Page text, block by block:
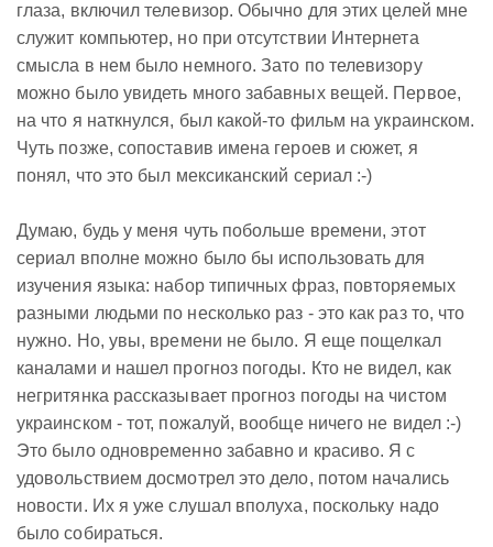
глаза, включил телевизор. Обычно для этих целей мне
служит компьютер, но при отсутствии Интернета
смысла в нем было немного. Зато по телевизору
можно было увидеть много забавных вещей. Первое,
на что я наткнулся, был какой-то фильм на украинском.
Чуть позже, сопоставив имена героев и сюжет, я
понял, что это был мексиканский сериал :-)
Думаю, будь у меня чуть побольше времени, этот
сериал вполне можно было бы использовать для
изучения языка: набор типичных фраз, повторяемых
разными людьми по несколько раз - это как раз то, что
нужно. Но, увы, времени не было. Я еще пощелкал
каналами и нашел прогноз погоды. Кто не видел, как
негритянка рассказывает прогноз погоды на чистом
украинском - тот, пожалуй, вообще ничего не видел :-)
Это было одновременно забавно и красиво. Я с
удовольствием досмотрел это дело, потом начались
новости. Их я уже слушал вполуха, поскольку надо
было собираться.